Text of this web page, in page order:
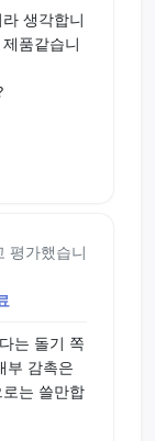
생각합니
품같습니
평가했습니
는 돌기 쪽
부 감촉은
는 쓸만합